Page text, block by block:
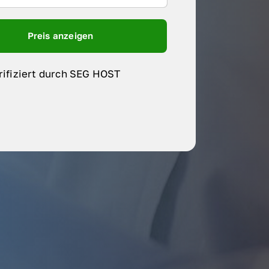
Preis anzeigen
durch SEG HOST